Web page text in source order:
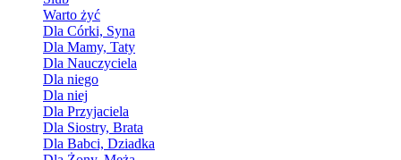
Warto żyć
Dla Córki, Syna
Dla Mamy, Taty
Dla Nauczyciela
Dla niego
Dla niej
Dla Przyjaciela
Dla Siostry, Brata
Dla Babci, Dziadka